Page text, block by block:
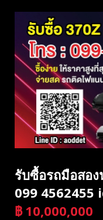
รับซื้อรถมือสอ
099 4562455
฿ 10,000,000